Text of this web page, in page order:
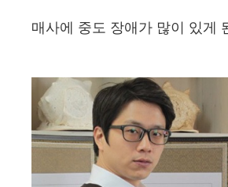
매사에 중도 장애가 많이 있게